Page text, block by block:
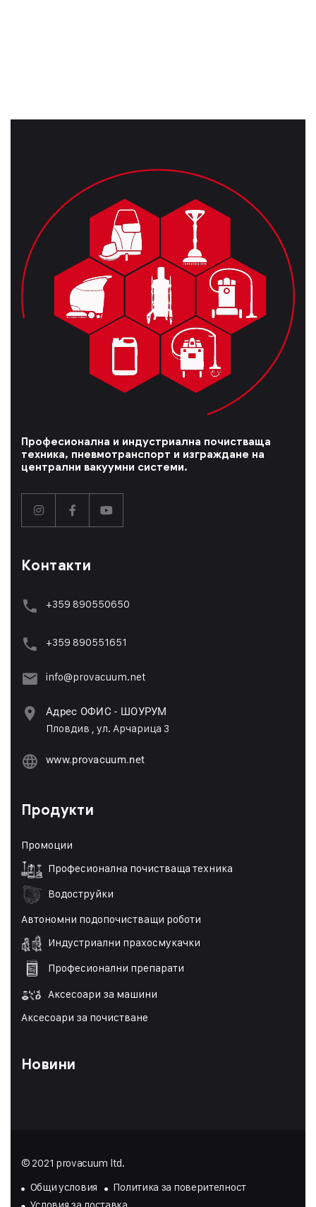
Професионална и индустриална почистваща
техника, пневмотранспорт и изграждане на
централни вакуумни системи.
Контакти
+359 890550650
+359 890551651
info@provacuum.net
Адрес ОФИС - ШОУРУМ
Пловдив , ул. Арчарица 3
www.provacuum.net
Продукти
Промоции
Професионална почистваща техника
Водоструйки
Автономни подопочистващи роботи
Индустриални прахосмукачки
Професионални препарати
Аксесоари за машини
Аксесоари за почистване
Новини
© 2021 provacuum ltd.
Общи условия
Политика за поверителност